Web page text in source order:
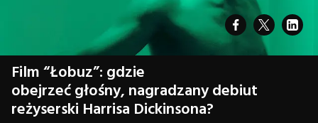
Film “Łobuz”: gdzie
obejrzeć głośny, nagradzany debiut
reżyserski Harrisa Dickinsona?